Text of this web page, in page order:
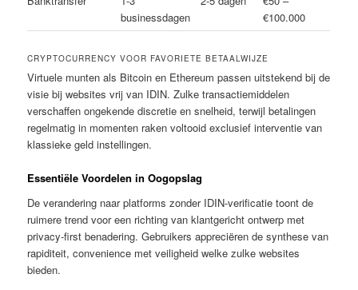
businessdagen
€100.000
CRYPTOCURRENCY VOOR FAVORIETE BETAALWIJZE
Virtuele munten als Bitcoin en Ethereum passen uitstekend bij de
visie bij websites vrij van IDIN. Zulke transactiemiddelen
verschaffen ongekende discretie en snelheid, terwijl betalingen
regelmatig in momenten raken voltooid exclusief interventie van
klassieke geld instellingen.
Essentiële Voordelen in Oogopslag
De verandering naar platforms zonder IDIN-verificatie toont de
ruimere trend voor een richting van klantgericht ontwerp met
privacy-first benadering. Gebruikers appreciëren de synthese van
rapiditeit, convenience met veiligheid welke zulke websites
bieden.